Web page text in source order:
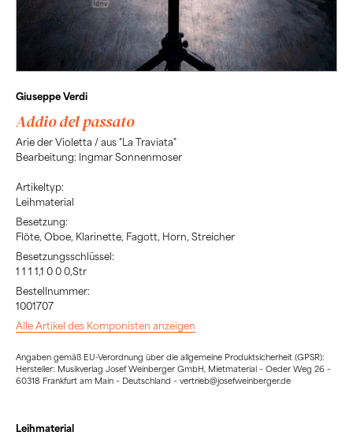
Giuseppe Verdi
Addio del passato
Arie der Violetta / aus "La Traviata"
Bearbeitung: Ingmar Sonnenmoser
Artikeltyp:
Leihmaterial
Besetzung:
Flöte, Oboe, Klarinette, Fagott, Horn, Streicher
Besetzungsschlüssel:
1 1 1 1,1 0 0 0,Str
Bestellnummer:
1001707
Alle Artikel des Komponisten anzeigen
Angaben gemäß EU-Verordnung über die allgemeine Produktsicherheit (GPSR):
Hersteller: Musikverlag Josef Weinberger GmbH, Mietmaterial – Oeder Weg 26 –
60318 Frankfurt am Main – Deutschland – vertrieb@josefweinberger.de
Leihmaterial